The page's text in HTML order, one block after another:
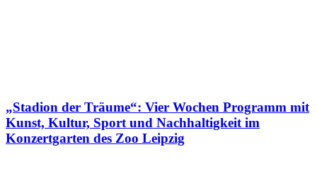
„Stadion der Träume“: Vier Wochen Programm mit
Kunst, Kultur, Sport und Nachhaltigkeit im
Konzertgarten des Zoo Leipzig